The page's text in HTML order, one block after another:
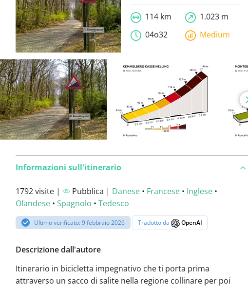
114 km
1.023 m
04o32
Medium
Informazioni sull'itinerario
1792 visite | Pubblica | Danese • Francese • Inglese •
Olandese • Spagnolo • Tedesco
Ultimo verificato: 9 febbraio 2026 Tradotto da OpenAI
Descrizione dall'autore
Itinerario in bicicletta impegnativo che ti porta prima
attraverso un sacco di salite nella regione collinare per poi